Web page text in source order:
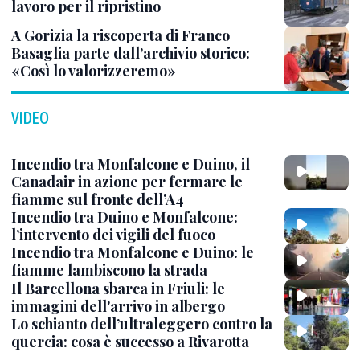
lavoro per il ripristino
A Gorizia la riscoperta di Franco
Basaglia parte dall’archivio storico:
«Così lo valorizzeremo»
VIDEO
Incendio tra Monfalcone e Duino, il
Canadair in azione per fermare le
fiamme sul fronte dell’A4
Incendio tra Duino e Monfalcone:
l’intervento dei vigili del fuoco
Incendio tra Monfalcone e Duino: le
fiamme lambiscono la strada
Il Barcellona sbarca in Friuli: le
immagini dell'arrivo in albergo
Lo schianto dell’ultraleggero contro la
quercia: cosa è successo a Rivarotta